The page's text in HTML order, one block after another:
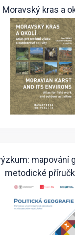
Moravský kras a
mapování
metodické